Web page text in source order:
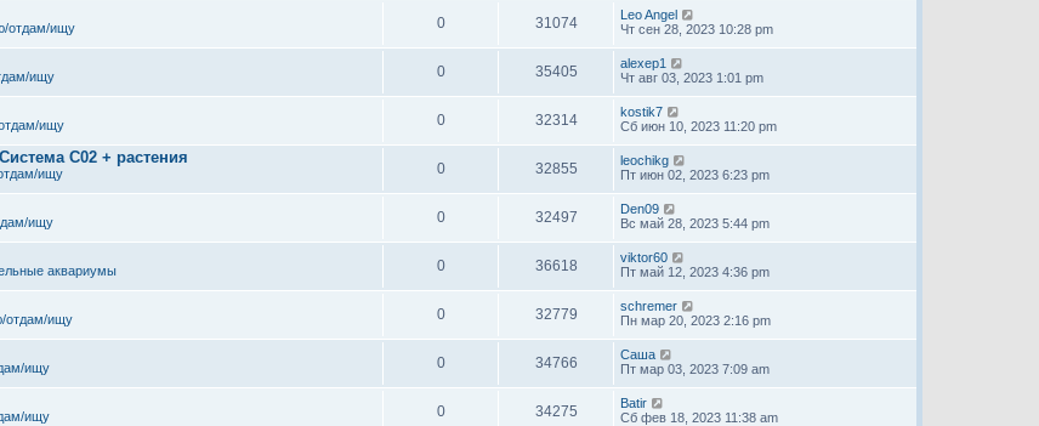
отдам/ищу 0 31074
Leo Angel
Чт сен 28, 2023 10:28 pm
ищу 0 35405
alexep1
Чт авг 03, 2023 1:01 pm
ищу 0 32314
kostik7
Сб июн 10, 2023 11:20 pm
С02 + растения
ищу 0 32855
leochikg
Пт июн 02, 2023 6:23 pm
ищу 0 32497
Den09
Вс май 28, 2023 5:44 pm
аквариумы 0 36618
viktor60
Пт май 12, 2023 4:36 pm
отдам/ищу 0 32779
schremer
Пн мар 20, 2023 2:16 pm
ищу 0 34766
Саша
Пт мар 03, 2023 7:09 am
ищу 0 34275
Batir
Сб фев 18, 2023 11:38 am